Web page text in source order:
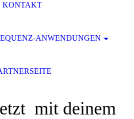
mit deinem
KONTAKT
ANWENDUNGEN